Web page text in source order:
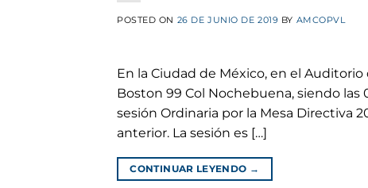
POSTED ON 26 DE JUNIO DE 2019 BY AMCOPVL
En la Ciudad de México, en el
Boston 99 Col Nochebuena, siendo las
sesión Ordinaria por la Mesa Directiva
anterior. La sesión es […]
CONTINUAR LEYENDO →